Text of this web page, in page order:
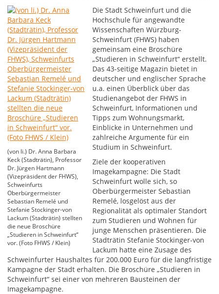
(von li.) Dr. Anna Barbara
Keck (Stadträtin), Professor
Dr. Jürgen Hartmann
(Vizepräsident der FHWS),
Schweinfurts
Oberbürgermeister
Sebastian Remelé und
Stefanie Stockinger-von
Lackum (Stadträtin) stellten
die neue Broschüre
„Studieren in Schweinfurt“
vor. (Foto FHWS / Klein)
Die Stadt Schweinfurt und die
Hochschule für angewandte
Wissenschaften Würzburg-
Schweinfurt (FHWS) haben
gemeinsam eine Broschüre
„Studieren in Schweinfurt“ erstellt.
Das 43-seitige Magazin bietet in
deutscher und englischer Sprache
u.a. einen Überblick über das
Studienangebot der FHWS in
Schweinfurt, Informationen und
Tipps zum Wohnungsmarkt,
Einblicke in Unternehmen und
zahlreiche Argumente für ein
Studium in Schweinfurt.
Ziele der kooperativen
Imagekampagne: Die Stadt
Schweinfurt wolle sich, so
Oberbürgermeister Sebastian
Remelé, losgelöst aus der
Regionalität als optimaler Standort
zum Studieren und Wohnen für
junge Menschen präsentieren. Die
Stadträtin Stefanie Stockinger-von
Lackum hatte eine Zusage des
Schweinfurter Haushaltes für 200.000 Euro für die langfristige
Kampagne der Stadt erhalten. Die Broschüre „Studieren in
Schweinfurt“ sei einer von mehreren Bausteinen der
Imagekampagne.